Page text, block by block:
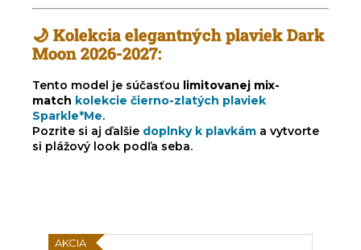
🌙 Kolekcia elegantných plaviek Dark
Moon 2026-2027:
Tento model je súčasťou limitovanej mix-
match kolekcie čierno-zlatých plaviek
Sparkle*Me.
Pozrite si aj ďalšie doplnky k plavkám a vytvorte
si plážový look podľa seba.
AKCIA